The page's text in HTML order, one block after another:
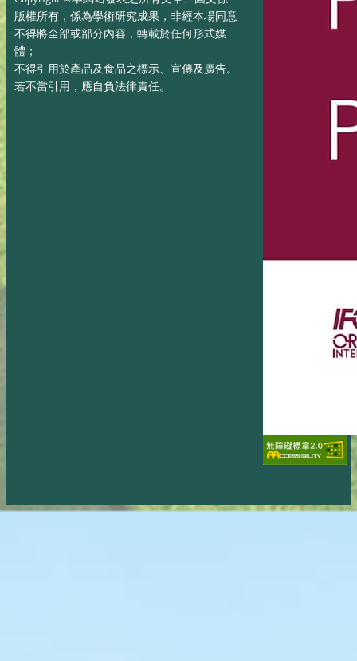
版權所有，係為學術研究成果，非經本場同意
不得將全部或部分內容，轉載於任何形式媒
體；
不得引用於產品及食品之標示、宣傳及廣告。
若不當引用，應自負法律責任。